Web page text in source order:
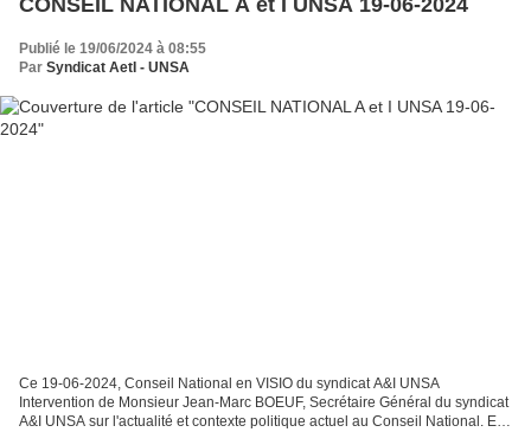
Publié le 19/06/2024 à 08:55
Par Syndicat AetI - UNSA
Ce 19-06-2024, Conseil National en VISIO du syndicat A&I UNSA
Intervention de Monsieur Jean-Marc BOEUF, Secrétaire Général du syndicat
A&I UNSA sur l'actualité et contexte politique actuel au Conseil National. En